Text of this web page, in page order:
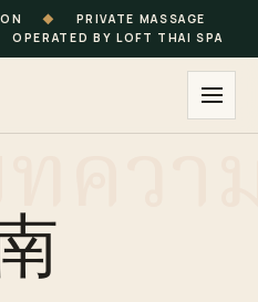
◆
PRIVATE MASSAGE
OPERATED BY LOFT THAI SPA